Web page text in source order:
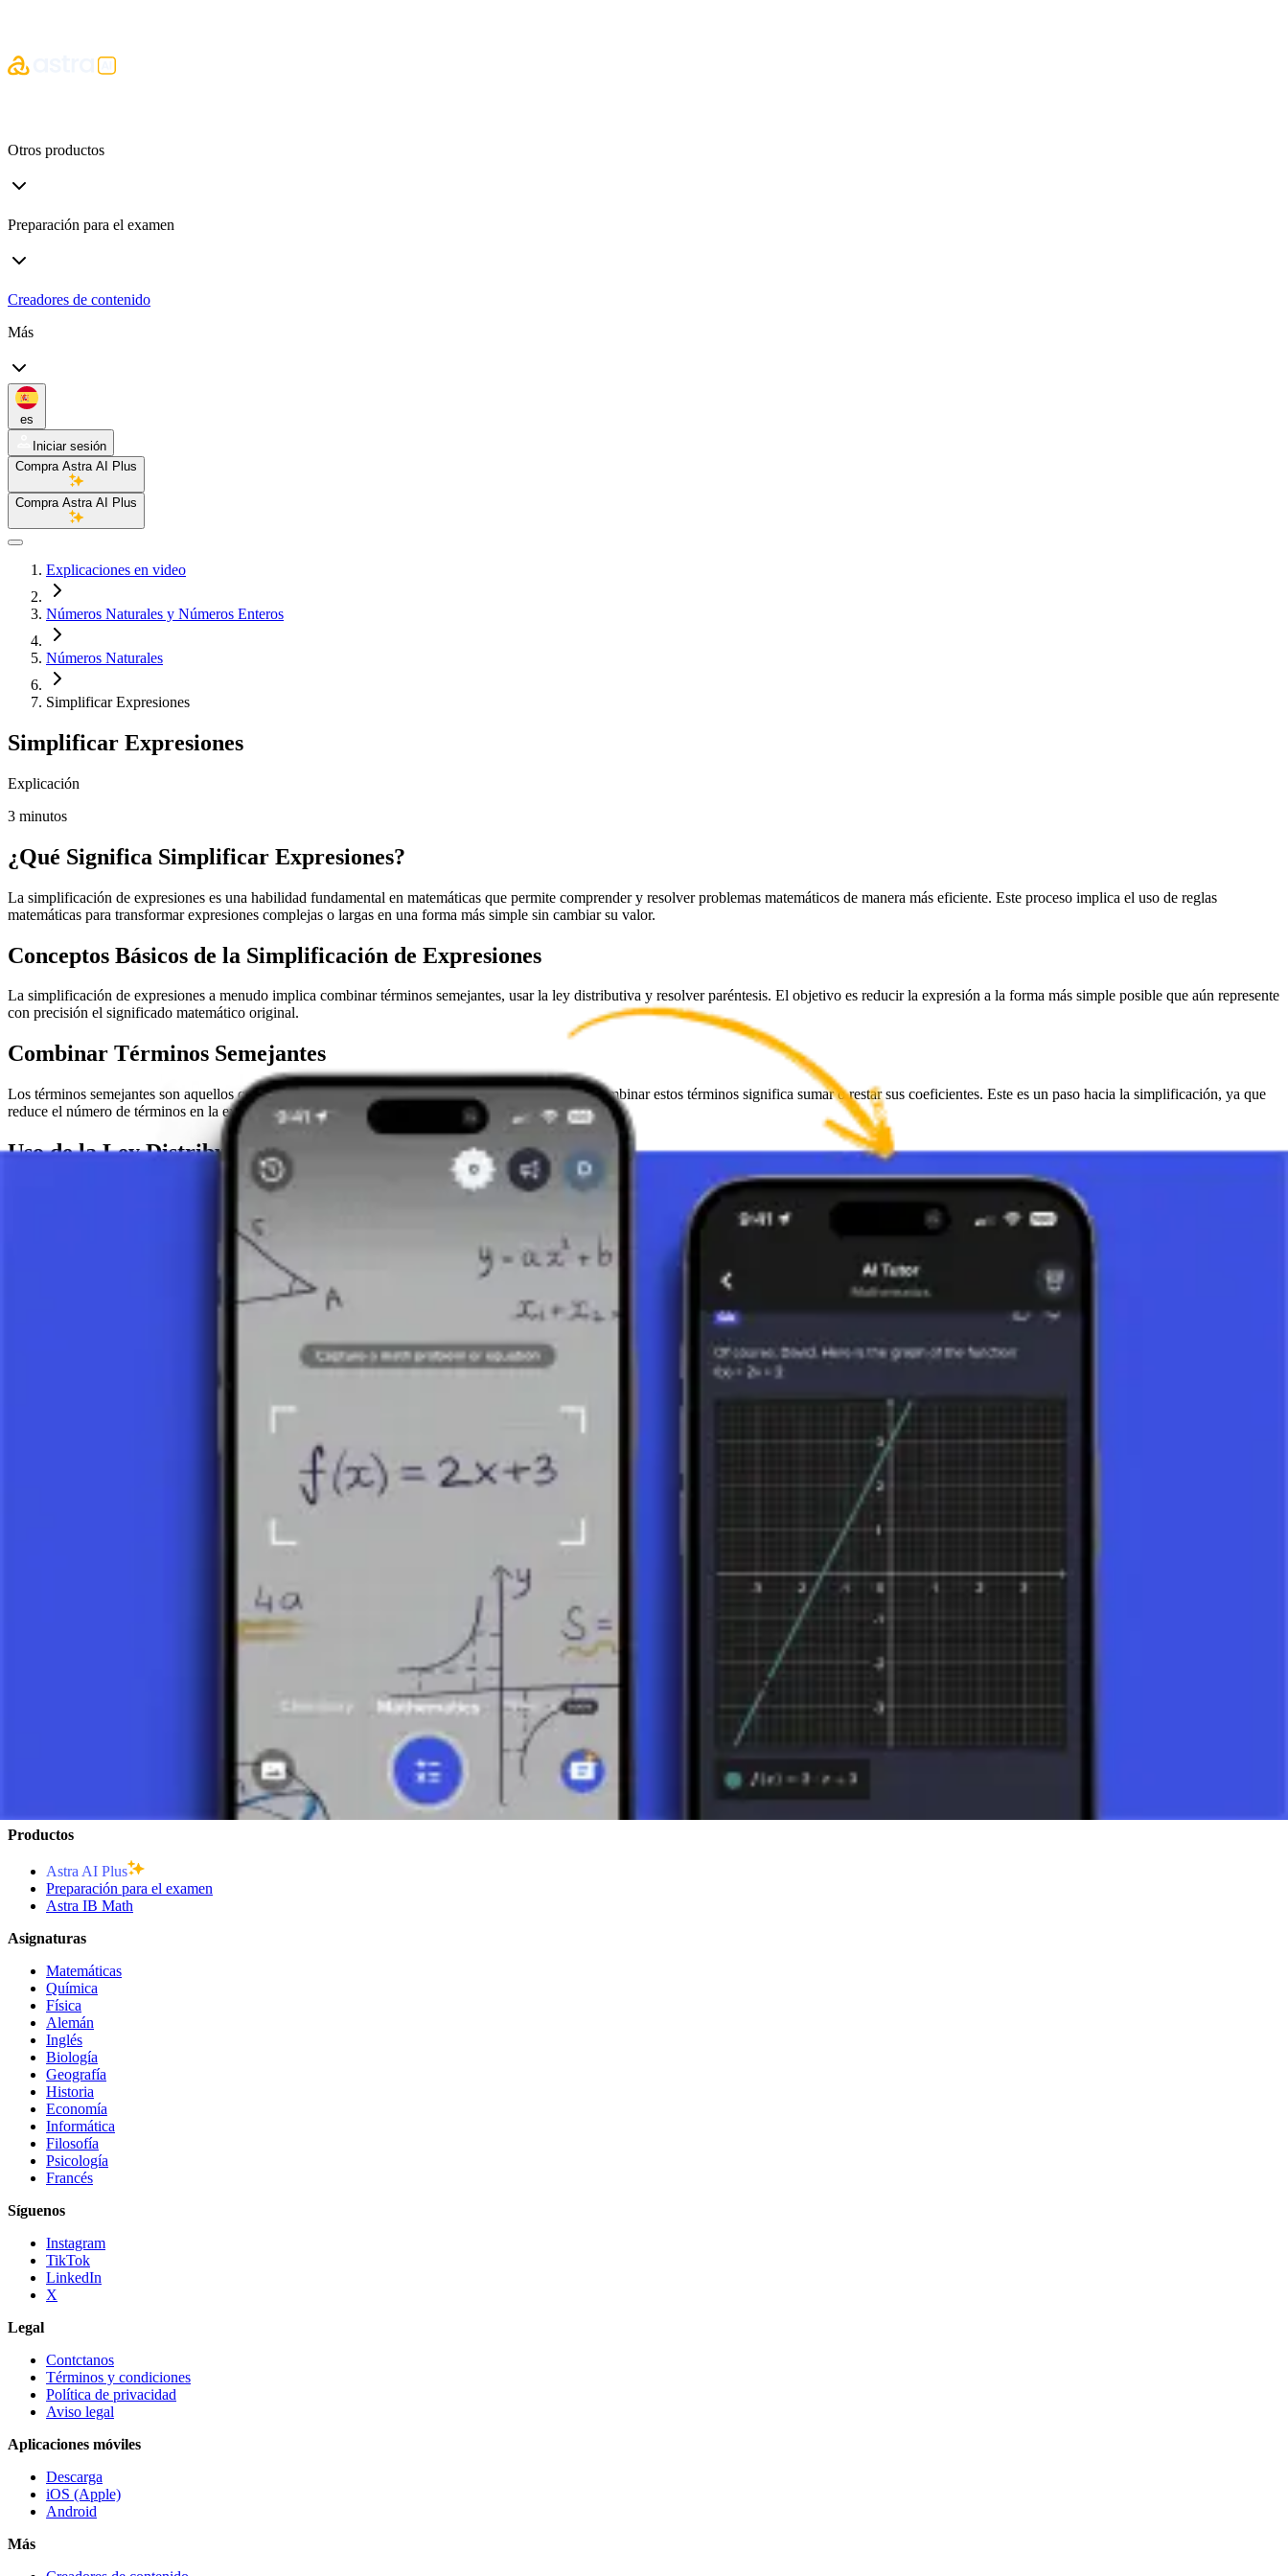
Otros productos
Preparación para el examen
Creadores de contenido
Más
es
Iniciar sesión
Compra Astra AI Plus
Compra Astra AI Plus
Explicaciones en video
Números Naturales y Números Enteros
Números Naturales
Simplificar Expresiones
Simplificar Expresiones
Explicación
3 minutos
¿Qué Significa Simplificar Expresiones?
La simplificación de expresiones es una habilidad fundamental en matemáticas que permite comprender y resolver problemas matemáticos de manera más eficiente. Este proceso implica el uso de reglas
matemáticas para transformar expresiones complejas o largas en una forma más simple sin cambiar su valor.
Conceptos Básicos de la Simplificación de Expresiones
La simplificación de expresiones a menudo implica combinar términos semejantes, usar la ley distributiva y resolver paréntesis. El objetivo es reducir la expresión a la forma más simple posible que aún represente
con precisión el significado matemático original.
Combinar Términos Semejantes
Los términos semejantes son aquellos que tienen la misma variable elevada a la misma potencia. Combinar estos términos significa sumar o restar sus coeficientes. Este es un paso hacia la simplificación, ya que
reduce el número de términos en la expresión.
Uso de la Ley Distributiva
La ley distributiva permite la multiplicación a través de los paréntesis, lo cual es particularmente útil al simplificar expresiones que los incluyen. Esta ley establece que el producto de un número y una suma de dos
o más términos es igual a la suma de los productos de ese número con cada uno de esos términos individualmente (p. ej.,
a(b + c) = ab + ac
Los paréntesis en las expresiones matemáticas dictan el orden de las operaciones. Al simplificar, es importante resolver primero las operaciones dentro de los paréntesis antes de proceder con las operaciones fuera
de ellos. Esto a menudo implica usar la ley distributiva o combinar términos semejantes dentro de los paréntesis.
Ejemplos Prácticos y Aplicaciones
La simplificación de expresiones no es solo un ejercicio teórico; tiene aplicaciones prácticas en la resolución de ecuaciones, la evaluación de expresiones algebraicas y el análisis de modelos matemáticos. La
capacidad de simplificar expresiones permite una mejor comprensión de los problemas matemáticos y soluciones más fáciles.
La simplificación de expresiones es una habilidad clave que permite a los estudiantes desarrollar una comprensión más profunda del álgebra y mejorar sus habilidades. Este proceso no solo facilita los cálculos
matemáticos, sino que también promueve el pensamiento lógico y las capacidades analíticas. Comprender y aplicar las técnicas de simplificación es fundamental para el éxito en las matemáticas.
Productos
Astra AI Plus
Preparación para el examen
Astra IB Math
Asignaturas
Matemáticas
Química
Física
Alemán
Inglés
Biología
Geografía
Historia
Economía
Informática
Filosofía
Psicología
Francés
Síguenos
Instagram
TikTok
LinkedIn
X
Legal
Contctanos
Términos y condiciones
Política de privacidad
Aviso legal
Aplicaciones móviles
Descarga
iOS (Apple)
Android
Más